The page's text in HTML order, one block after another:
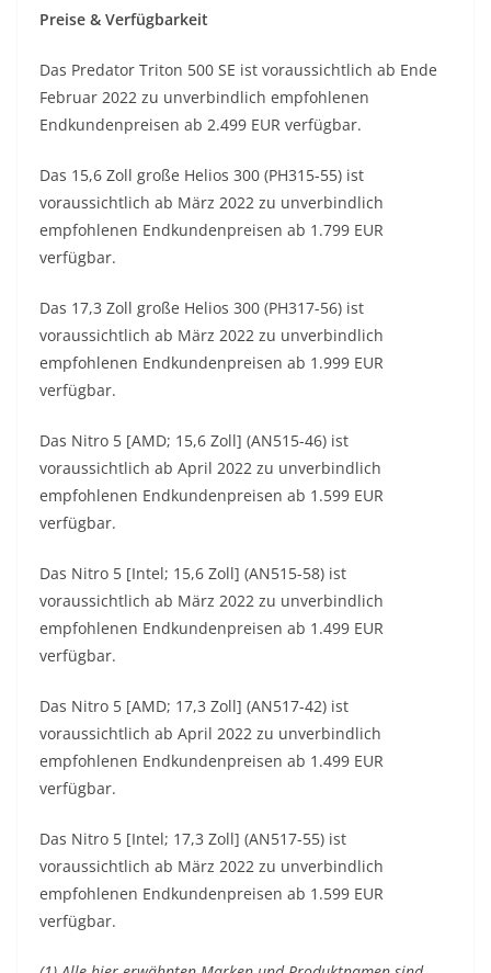
Preise & Verfügbarkeit
Das Predator Triton 500 SE ist voraussichtlich ab Ende
Februar 2022 zu unverbindlich empfohlenen
Endkundenpreisen ab 2.499 EUR verfügbar.
Das 15,6 Zoll große Helios 300 (PH315-55) ist
voraussichtlich ab März 2022 zu unverbindlich
empfohlenen Endkundenpreisen ab 1.799 EUR
verfügbar.
Das 17,3 Zoll große Helios 300 (PH317-56) ist
voraussichtlich ab März 2022 zu unverbindlich
empfohlenen Endkundenpreisen ab 1.999 EUR
verfügbar.
Das Nitro 5 [AMD; 15,6 Zoll] (AN515-46) ist
voraussichtlich ab April 2022 zu unverbindlich
empfohlenen Endkundenpreisen ab 1.599 EUR
verfügbar.
Das Nitro 5 [Intel; 15,6 Zoll] (AN515-58) ist
voraussichtlich ab März 2022 zu unverbindlich
empfohlenen Endkundenpreisen ab 1.499 EUR
verfügbar.
Das Nitro 5 [AMD; 17,3 Zoll] (AN517-42) ist
voraussichtlich ab April 2022 zu unverbindlich
empfohlenen Endkundenpreisen ab 1.499 EUR
verfügbar.
Das Nitro 5 [Intel; 17,3 Zoll] (AN517-55) ist
voraussichtlich ab März 2022 zu unverbindlich
empfohlenen Endkundenpreisen ab 1.599 EUR
verfügbar.